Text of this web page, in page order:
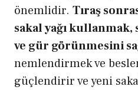
önemlidir. Tıraş
sakal yağı kullanmak,
ve gür görünmesini
nemlendirmek ve
güçlendirir ve yeni